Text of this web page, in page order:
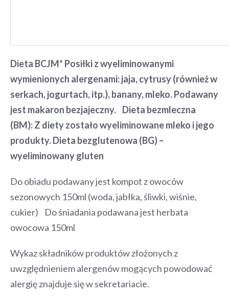
Dieta BCJM* Posiłki z wyeliminowanymi
wymienionych alergenami: jaja, cytrusy (również w
serkach, jogurtach, itp.), banany, mleko. Podawany
jest makaron bezjajeczny. Dieta bezmleczna
(BM):Z diety zostało wyeliminowane mleko i jego
produkty. Dieta bezglutenowa (BG) –
wyeliminowany gluten
Do obiadu podawany jest kompot z owoców
sezonowych 150ml (woda, jabłka, śliwki, wiśnie,
cukier) Do śniadania podawana jest herbata
owocowa 150ml
Wykaz składników produktów złożonych z
uwzględnieniem alergenów mogących powodować
alergię znajduje się w sekretariacie.